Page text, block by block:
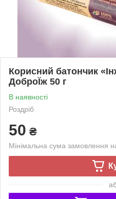
Корисний батончик
ДоброЇж 50 г
В наявності
Роздріб
50 ₴
Мінімальна сума замовлення